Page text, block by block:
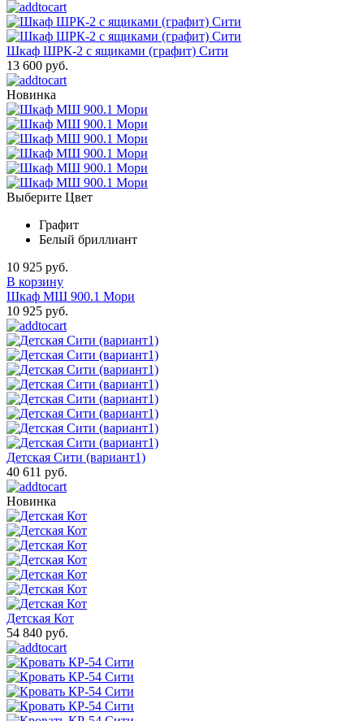
Шкаф ШРК-2 с ящиками (графит) Сити
13 600 руб.
Новинка
Выберите Цвет
Графит
Белый бриллиант
10 925 руб.
В корзину
Шкаф МШ 900.1 Мори
10 925 руб.
Детская Сити (вариант1)
40 611 руб.
Новинка
Детская Кот
54 840 руб.